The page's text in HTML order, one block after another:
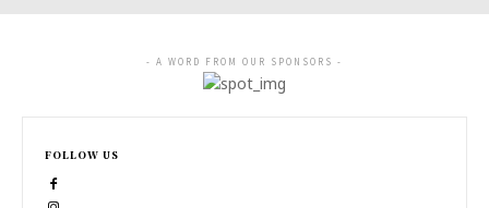
- A WORD FROM OUR SPONSORS -
FOLLOW US